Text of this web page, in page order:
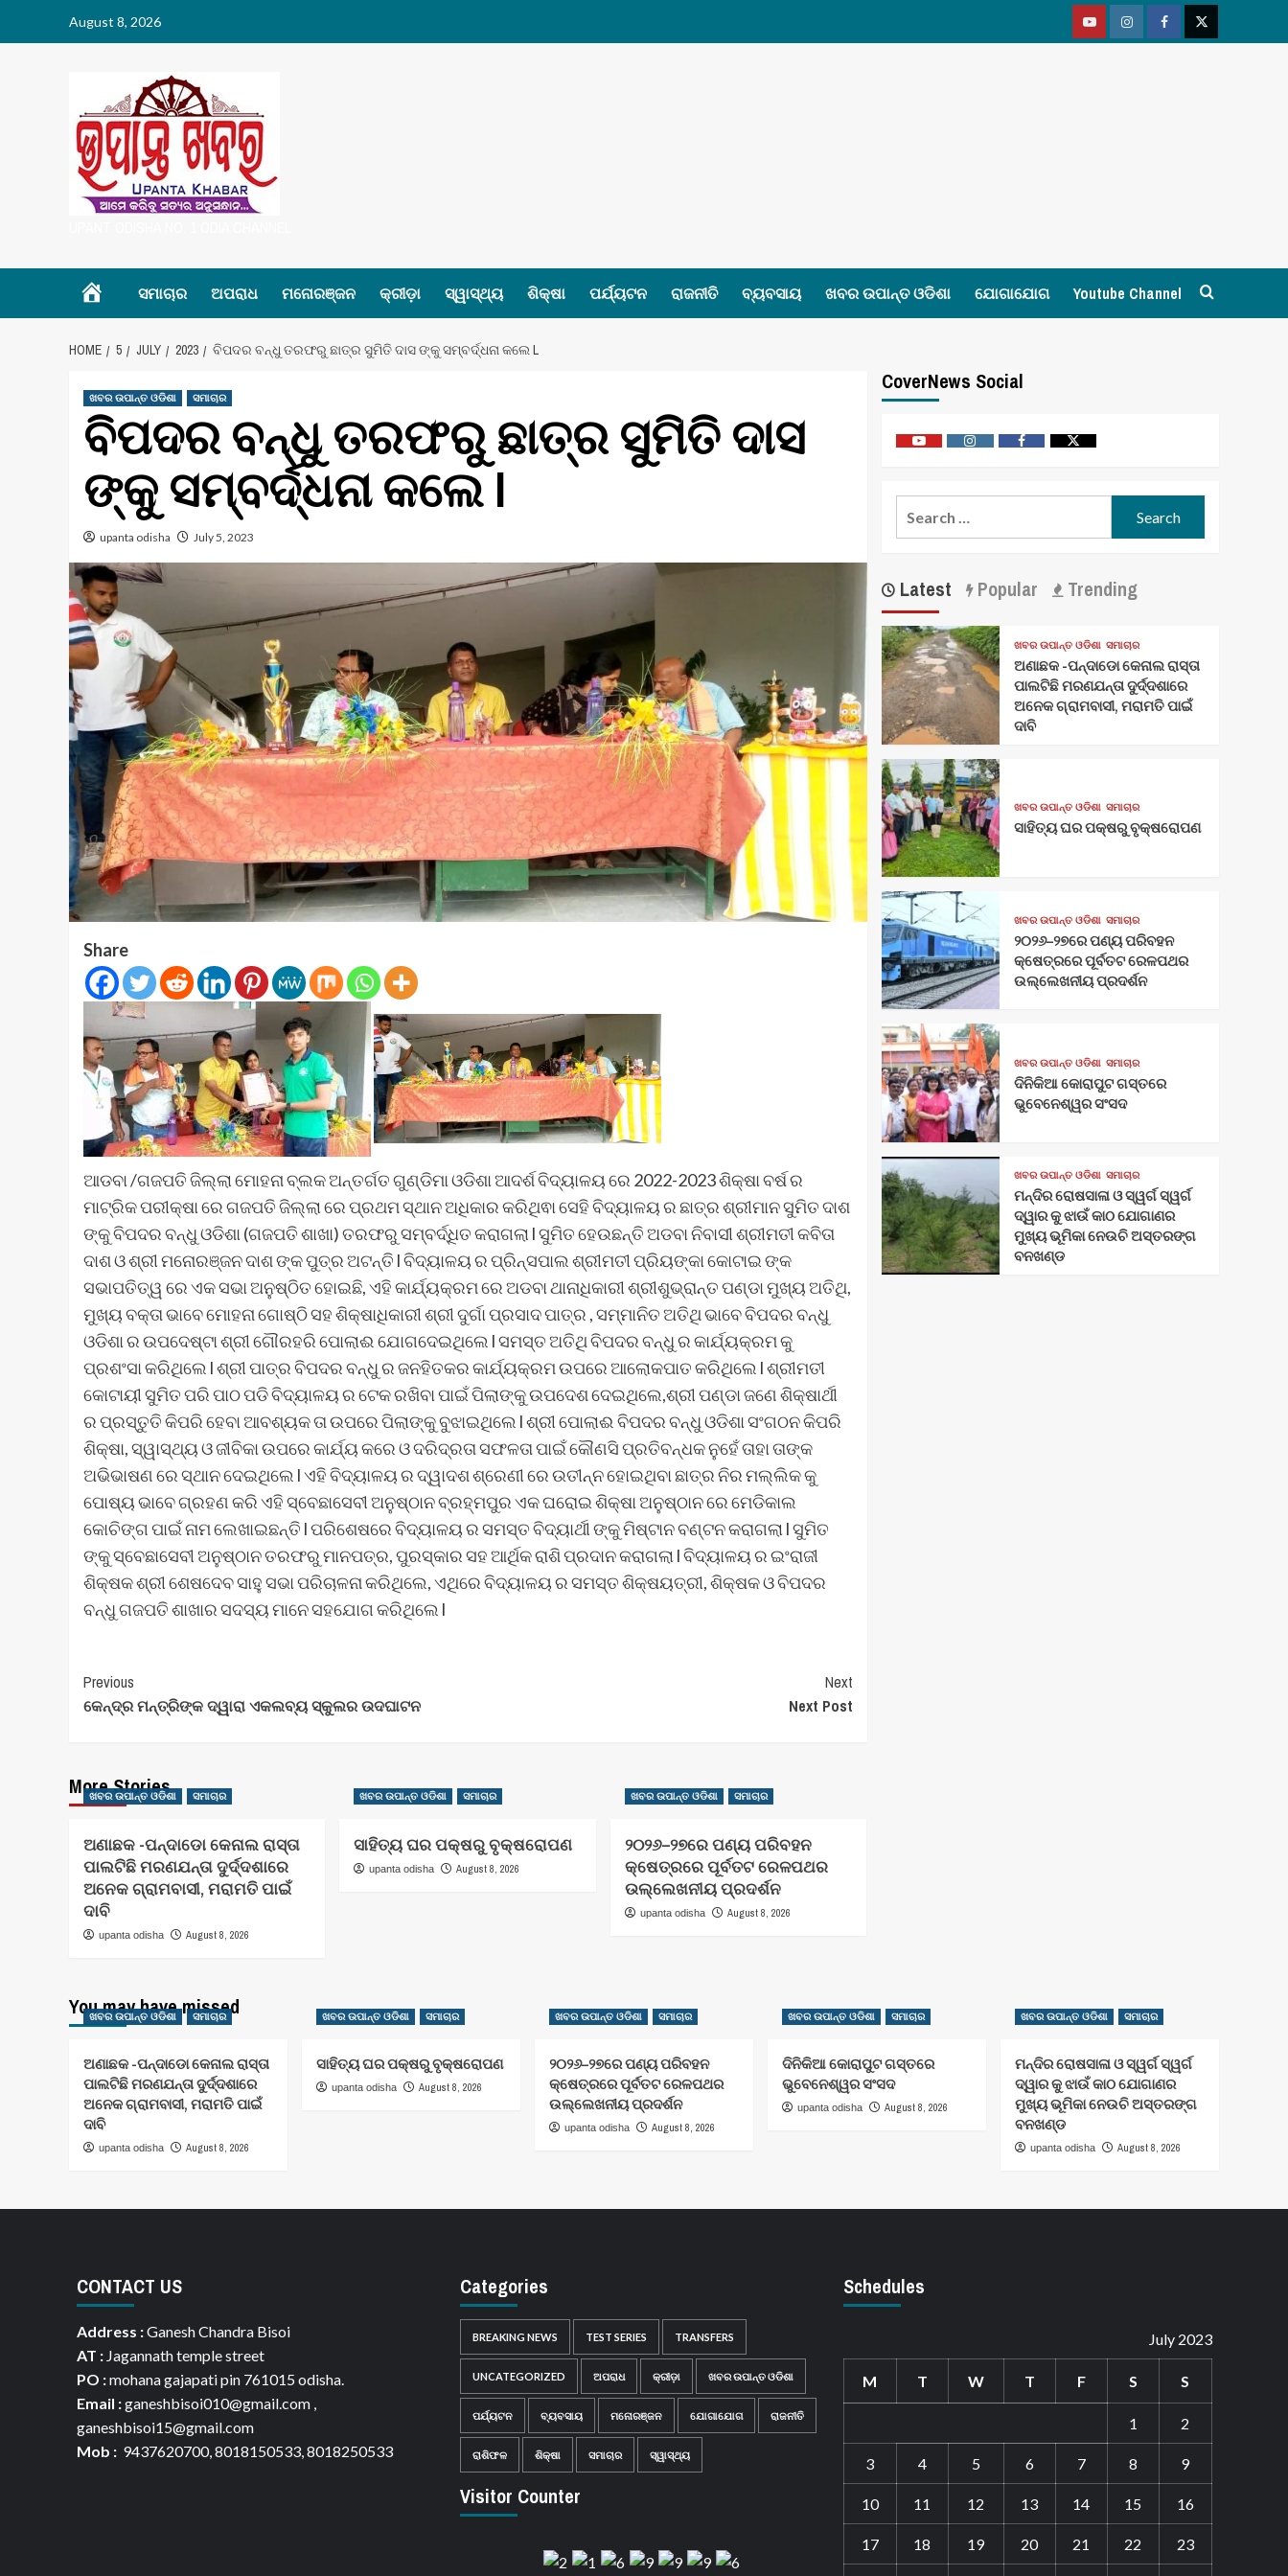
August 8, 2026
YoutubeVimeoFacebookTwitter
Homeସମାଚାର ଅପରାଧ ମନୋରଞ୍ଜନ କ୍ରୀଡ଼ା ସ୍ୱାସ୍ଥ୍ୟ ଶିକ୍ଷା ପର୍ଯ୍ୟଟନ ରାଜନୀତି ବ୍ୟବସାୟ ଖବର ଉପାନ୍ତ ଓଡିଶା ଯୋଗାଯୋଗ Youtube Channel
HOME 5 JULY 2023 ବିପଦର ବନ୍ଧୁ ତରଫରୁ ଛାତ୍ର ସୁମିତି ଦାସ ଙ୍କୁ ସମ୍ବର୍ଦ୍ଧନା କଲେ L
ଖବର ଉପାନ୍ତ ଓଡିଶା ସମାଚାର
ବିପଦର ବନ୍ଧୁ ତରଫରୁ ଛାତ୍ର ସୁମିତି ଦାସ
ଙ୍କୁ ସମ୍ବର୍ଦ୍ଧନା କଲେ l
upanta odisha July 5, 2023
Share
ଆଡବା /ଗଜପତି ଜିଲ୍ଲା ମୋହନା ବ୍ଲକ ଅନ୍ତର୍ଗତ ଗୁଣ୍ଡିମା ଓଡିଶା ଆଦର୍ଶ ବିଦ୍ୟାଳୟ ରେ 2022-2023 ଶିକ୍ଷା ବର୍ଷ ର
ମାଟ୍ରିକ ପରୀକ୍ଷା ରେ ଗଜପତି ଜିଲ୍ଲା ରେ ପ୍ରଥମ ସ୍ଥାନ ଅଧିକାର କରିଥିଵା ସେହି ବିଦ୍ୟାଳୟ ର ଛାତ୍ର ଶ୍ରୀମାନ ସୁମିତ ଦାଶ
ଙ୍କୁ ବିପଦର ବନ୍ଧୁ ଓଡିଶା (ଗଜପତି ଶାଖା) ତରଫରୁ ସମ୍ବର୍ଦ୍ଧିତ କରାଗଲା l ସୁମିତ ହେଉଛନ୍ତି ଅଡବା ନିବାସୀ ଶ୍ରୀମତୀ କବିତା
ଦାଶ ଓ ଶ୍ରୀ ମନୋରଞ୍ଜନ ଦାଶ ଙ୍କ ପୁତ୍ର ଅଟନ୍ତି l ବିଦ୍ୟାଳୟ ର ପ୍ରିନ୍ସପାଲ ଶ୍ରୀମତୀ ପ୍ରିୟଙ୍କା କୋଟାଇ ଙ୍କ
ସଭାପତିତ୍ୱ ରେ ଏକ ସଭା ଅନୁଷ୍ଠିତ ହୋଇଛି, ଏହି କାର୍ଯ୍ୟକ୍ରମ ରେ ଅଡବା ଥାନାଧିକାରୀ ଶ୍ରୀଶୁଭ୍ରାନ୍ତ ପଣ୍ଡା ମୁଖ୍ୟ ଅତିଥି,
ମୁଖ୍ୟ ବକ୍ତା ଭାବେ ମୋହନା ଗୋଷ୍ଠି ସହ ଶିକ୍ଷାଧିକାରୀ ଶ୍ରୀ ଦୁର୍ଗା ପ୍ରସାଦ ପାତ୍ର , ସମ୍ମାନିତ ଅତିଥି ଭାବେ ବିପଦର ବନ୍ଧୁ
ଓଡିଶା ର ଉପଦେଷ୍ଟା ଶ୍ରୀ ଗୌରହରି ପୋଲାଈ ଯୋଗଦେଇଥିଲେ l ସମସ୍ତ ଅତିଥି ବିପଦର ବନ୍ଧୁ ର କାର୍ଯ୍ୟକ୍ରମ କୁ
ପ୍ରଶଂସା କରିଥିଲେ l ଶ୍ରୀ ପାତ୍ର ବିପଦର ବନ୍ଧୁ ର ଜନହିତକର କାର୍ଯ୍ୟକ୍ରମ ଉପରେ ଆଲୋକପାତ କରିଥିଲେ l ଶ୍ରୀମତୀ
କୋଟାୟୀ ସୁମିତ ପରି ପାଠ ପଡି ବିଦ୍ୟାଳୟ ର ଟେକ ରଖିବା ପାଇଁ ପିଲାଙ୍କୁ ଉପଦେଶ ଦେଇଥିଲେ,ଶ୍ରୀ ପଣ୍ଡା ଜଣେ ଶିକ୍ଷାର୍ଥୀ
ର ପ୍ରସ୍ତୁତି କିପରି ହେବା ଆବଶ୍ୟକ ତା ଉପରେ ପିଲାଙ୍କୁ ବୁଝାଇଥିଲେ l ଶ୍ରୀ ପୋଲାଈ ବିପଦର ବନ୍ଧୁ ଓଡିଶା ସଂଗଠନ କିପରି
ଶିକ୍ଷା, ସ୍ୱାସ୍ଥ୍ୟ ଓ ଜୀବିକା ଉପରେ କାର୍ଯ୍ୟ କରେ ଓ ଦରିଦ୍ରତା ସଫଳତା ପାଇଁ କୌଣସି ପ୍ରତିବନ୍ଧକ ନୁହେଁ ତାହା ତାଙ୍କ
ଅଭିଭାଷଣ ରେ ସ୍ଥାନ ଦେଇଥିଲେ l ଏହି ବିଦ୍ୟାଳୟ ର ଦ୍ୱାଦଶ ଶ୍ରେଣୀ ରେ ଉତୀନ୍ନ ହୋଇଥିବା ଛାତ୍ର ନିର ମଲ୍ଲିକ କୁ
ପୋଷ୍ୟ ଭାବେ ଗ୍ରହଣ କରି ଏହି ସ୍ବେଛାସେବୀ ଅନୁଷ୍ଠାନ ବ୍ରହ୍ମପୁର ଏକ ଘରୋଇ ଶିକ୍ଷା ଅନୁଷ୍ଠାନ ରେ ମେଡିକାଲ
କୋଚିଙ୍ଗ ପାଇଁ ନାମ ଲେଖାଇଛନ୍ତି l ପରିଶେଷରେ ବିଦ୍ୟାଳୟ ର ସମସ୍ତ ବିଦ୍ୟାର୍ଥୀ ଙ୍କୁ ମିଷ୍ଟାନ ବଣ୍ଟନ କରାଗଲା l ସୁମିତ
ଙ୍କୁ ସ୍ବେଛାସେବୀ ଅନୁଷ୍ଠାନ ତରଫରୁ ମାନପତ୍ର, ପୁରସ୍କାର ସହ ଆର୍ଥିକ ରାଶି ପ୍ରଦାନ କରାଗଲା l ବିଦ୍ୟାଳୟ ର ଇଂରାଜୀ
ଶିକ୍ଷକ ଶ୍ରୀ ଶେଷଦେବ ସାହୁ ସଭା ପରିଚାଳନା କରିଥିଲେ, ଏଥିରେ ବିଦ୍ୟାଳୟ ର ସମସ୍ତ ଶିକ୍ଷୟତ୍ରୀ, ଶିକ୍ଷକ ଓ ବିପଦର
ବନ୍ଧୁ ଗଜପତି ଶାଖାର ସଦସ୍ୟ ମାନେ ସହଯୋଗ କରିଥିଲେ l
Post
Navigation
Previous
କେନ୍ଦ୍ର ମନ୍ତ୍ରିଙ୍କ ଦ୍ୱାରା ଏକଲବ୍ୟ ସ୍କୁଲର ଉଦଘାଟନ
Next
Next Post
More Stories
ଖବର ଉପାନ୍ତ ଓଡିଶା ସମାଚାର
ଅଣାଛକ -ପନ୍ଦାଡୋ କେନାଲ ରାସ୍ତା
ପାଲଟିଛି ମରଣଯନ୍ତା ଦୁର୍ଦ୍ଦଶାରେ
ଅନେକ ଗ୍ରାମବାସୀ, ମରାମତି ପାଇଁ
ଦାବି
upanta odisha August 8, 2026
ଖବର ଉପାନ୍ତ ଓଡିଶା ସମାଚାର
ସାହିତ୍ୟ ଘର ପକ୍ଷରୁ ବୃକ୍ଷରୋପଣ
upanta odisha August 8, 2026
ଖବର ଉପାନ୍ତ ଓଡିଶା ସମାଚାର
୨୦୨୬–୨୭ରେ ପଣ୍ୟ ପରିବହନ
କ୍ଷେତ୍ରରେ ପୂର୍ବତଟ ରେଳପଥର
ଉଲ୍ଲେଖନୀୟ ପ୍ରଦର୍ଶନ
upanta odisha August 8, 2026
CoverNews Social
YoutubeVimeo FacebookTwitter
Latest Popular Trending
ଖବର ଉପାନ୍ତ ଓଡିଶା ସମାଚାର
ଅଣାଛକ -ପନ୍ଦାଡୋ କେନାଲ ରାସ୍ତା
ପାଲଟିଛି ମରଣଯନ୍ତା ଦୁର୍ଦ୍ଦଶାରେ
ଅନେକ ଗ୍ରାମବାସୀ, ମରାମତି ପାଇଁ
ଦାବି
ଖବର ଉପାନ୍ତ ଓଡିଶା ସମାଚାର
ସାହିତ୍ୟ ଘର ପକ୍ଷରୁ ବୃକ୍ଷରୋପଣ
ଖବର ଉପାନ୍ତ ଓଡିଶା ସମାଚାର
୨୦୨୬–୨୭ରେ ପଣ୍ୟ ପରିବହନ
କ୍ଷେତ୍ରରେ ପୂର୍ବତଟ ରେଳପଥର
ଉଲ୍ଲେଖନୀୟ ପ୍ରଦର୍ଶନ
ଖବର ଉପାନ୍ତ ଓଡିଶା ସମାଚାର
ଦିନିକିଆ କୋରାପୁଟ ଗସ୍ତରେ
ଭୁବେନେଶ୍ୱର ସଂସଦ
ଖବର ଉପାନ୍ତ ଓଡିଶା ସମାଚାର
ମନ୍ଦିର ରୋଷସାଳା ଓ ସ୍ୱର୍ଗ ସ୍ୱର୍ଗ
ଦ୍ୱାର କୁ ଝାଉଁ କାଠ ଯୋଗାଣର
ମୁଖ୍ୟ ଭୂମିକା ନେଉଚି ଅସ୍ତରଙ୍ଗ
ବନଖଣ୍ଡ
You may have missed
ଖବର ଉପାନ୍ତ ଓଡିଶା ସମାଚାର
ଅଣାଛକ -ପନ୍ଦାଡୋ କେନାଲ ରାସ୍ତା
ପାଲଟିଛି ମରଣଯନ୍ତା ଦୁର୍ଦ୍ଦଶାରେ
ଅନେକ ଗ୍ରାମବାସୀ, ମରାମତି ପାଇଁ
ଦାବି
upanta odisha August 8, 2026
ଖବର ଉପାନ୍ତ ଓଡିଶା ସମାଚାର
ସାହିତ୍ୟ ଘର ପକ୍ଷରୁ ବୃକ୍ଷରୋପଣ
upanta odisha August 8, 2026
ଖବର ଉପାନ୍ତ ଓଡିଶା ସମାଚାର
୨୦୨୬–୨୭ରେ ପଣ୍ୟ ପରିବହନ
କ୍ଷେତ୍ରରେ ପୂର୍ବତଟ ରେଳପଥର
ଉଲ୍ଲେଖନୀୟ ପ୍ରଦର୍ଶନ
upanta odisha August 8, 2026
ଖବର ଉପାନ୍ତ ଓଡିଶା ସମାଚାର
ଦିନିକିଆ କୋରାପୁଟ ଗସ୍ତରେ
ଭୁବେନେଶ୍ୱର ସଂସଦ
upanta odisha August 8, 2026
ଖବର ଉପାନ୍ତ ଓଡିଶା ସମାଚାର
ମନ୍ଦିର ରୋଷସାଳା ଓ ସ୍ୱର୍ଗ ସ୍ୱର୍ଗ
ଦ୍ୱାର କୁ ଝାଉଁ କାଠ ଯୋଗାଣର
ମୁଖ୍ୟ ଭୂମିକା ନେଉଚି ଅସ୍ତରଙ୍ଗ
ବନଖଣ୍ଡ
upanta odisha August 8, 2026
CONTACT US
Address :Ganesh Chandra Bisoi
AT :Jagannath temple street
PO :mohana gajapati pin 761015 odisha.
Email :ganeshbisoi010@gmail.com ,
ganeshbisoi15@gmail.com
Mob :9437620700, 8018150533, 8018250533
Categories
BREAKING NEWS TEST SERIES TRANSFERS
UNCATEGORIZED ଅପରାଧ କ୍ରୀଡ଼ା ଖବର ଉପାନ୍ତ ଓଡିଶା
ପର୍ଯ୍ୟଟନ ବ୍ୟବସାୟ ମନୋରଞ୍ଜନ ଯୋଗାଯୋଗ ରାଜନୀତି
ରାଶିଫଳ ଶିକ୍ଷା ସମାଚାର ସ୍ୱାସ୍ଥ୍ୟ
Visitor Counter
Schedules
July 2023
M T W T F S S
1 2
3 4 5 6 7 8 9
10 11 12 13 14 15 16
17 18 19 20 21 22 23